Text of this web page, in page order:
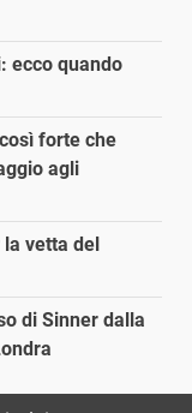
ecco quando
forte che
agli
vetta del
di Sinner dalla